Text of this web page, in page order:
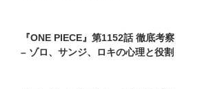
『ONE PIECE』第1152話 徹底考察
– ゾロ、サンジ、ロキの心理と役割